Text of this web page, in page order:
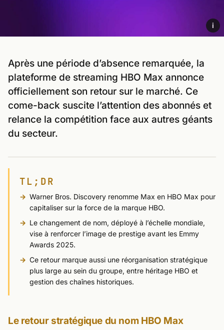
i
Après une période d’absence remarquée, la
plateforme de streaming HBO Max annonce
officiellement son retour sur le marché. Ce
come-back suscite l’attention des abonnés et
relance la compétition face aux autres géants
du secteur.
TL;DR
Warner Bros. Discovery renomme Max en HBO Max pour
capitaliser sur la force de la marque HBO.
Le changement de nom, déployé à l’échelle mondiale,
vise à renforcer l’image de prestige avant les Emmy
Awards 2025.
Ce retour marque aussi une réorganisation stratégique
plus large au sein du groupe, entre héritage HBO et
gestion des chaînes historiques.
Le retour stratégique du nom HBO Max